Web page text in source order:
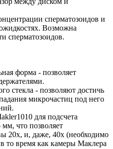
сперматозоидов и
Возможна
сперматозоидов.
форма - позволяет
стекла - позволяют достичь
микрочастиц под него
для подсчета
мм, что позволяет
20х, и, даже, 40х (необходимо
то время как камеры Маклера